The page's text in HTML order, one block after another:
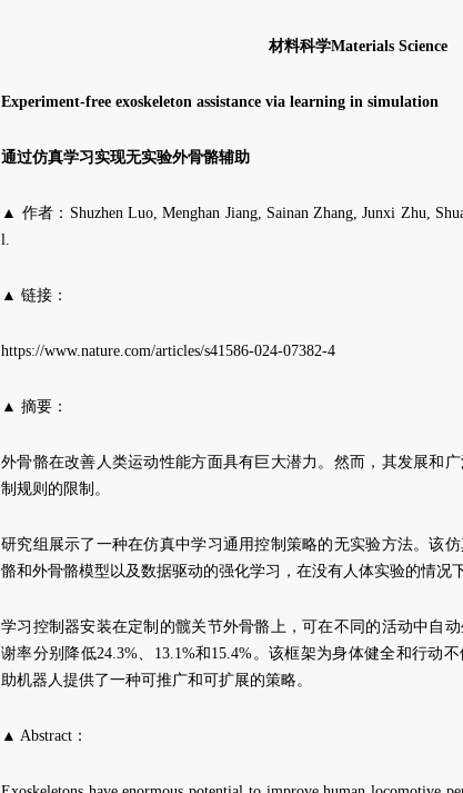
材料科学Materials Science
Experiment-free exoskeleton assistance via learning in simulation
通过仿真学习实现无实验外骨骼辅助
▲ 作者：Shuzhen Luo, Menghan Jiang, Sainan Zhang, Junxi Zhu,
l.
▲ 链接：
https://www.nature.com/articles/s41586-024-07382-4
▲ 摘要：
外骨骼在改善人类运动性能方面具有巨大潜力。然而，其发展和
制规则的限制。
研究组展示了一种在仿真中学习通用控制策略的无实验方法。该
骼和外骨骼模型以及数据驱动的强化学习，在没有人体实验的情况
学习控制器安装在定制的髋关节外骨骼上，可在不同的活动中自
谢率分别降低24.3%、13.1%和15.4%。该框架为身体健全和行动
助机器人提供了一种可推广和可扩展的策略。
▲ Abstract：